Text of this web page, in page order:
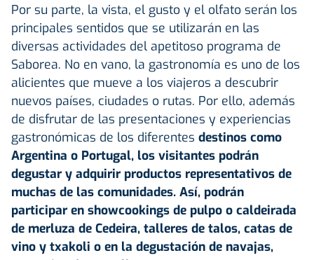
Por su parte, la vista, el gusto y el olfato serán los
principales sentidos que se utilizarán en las
diversas actividades del apetitoso programa de
Saborea. No en vano, la gastronomía es uno de los
alicientes que mueve a los viajeros a descubrir
nuevos países, ciudades o rutas. Por ello, además
de disfrutar de las presentaciones y experiencias
gastronómicas de los diferentes destinos como
Argentina o Portugal, los visitantes podrán
degustar y adquirir productos representativos de
muchas de las comunidades. Así, podrán
participar en showcookings de pulpo o caldeirada
de merluza de Cedeira, talleres de talos, catas de
vino y txakoli o en la degustación de navajas,